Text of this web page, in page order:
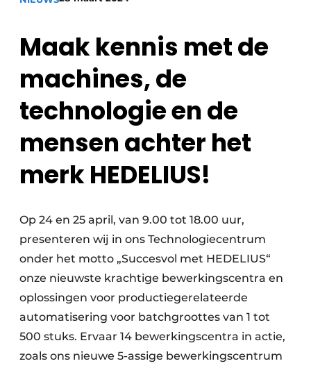
Vacatures
Maak kennis met de
machines, de
technologie en de
mensen achter het
merk HEDELIUS!
Op 24 en 25 april, van 9.00 tot 18.00 uur,
presenteren wij in ons Technologiecentrum
onder het motto „Succesvol met HEDELIUS“
onze nieuwste krachtige bewerkingscentra en
oplossingen voor productiegerelateerde
automatisering voor batchgroottes van 1 tot
500 stuks. Ervaar 14 bewerkingscentra in actie,
zoals ons nieuwe 5-assige bewerkingscentrum